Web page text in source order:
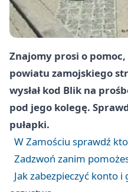
Znajomy prosi o
powiatu zamojskiego
wysłał kod Blik na
pod jego kolegę.
pułapki.
W Zamościu sprawdź
Zadzwoń zanim
Jak zabezpieczyć konto i